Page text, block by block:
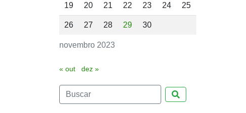
novembro 2023
19 20 21 22 23 24 25
26 27 28 29 30
« out dez »